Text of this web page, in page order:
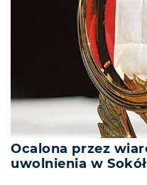
Ocalona przez
uwolnienia w